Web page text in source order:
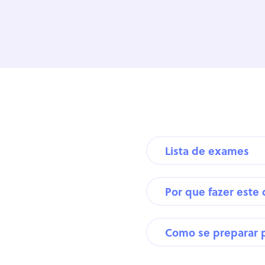
Lista de exames
Por que fazer este
Como se preparar